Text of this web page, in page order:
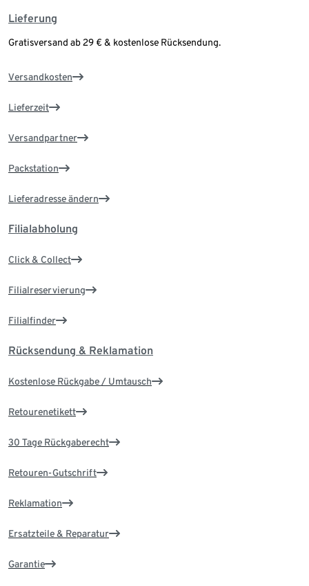
Lieferung
Gratisversand ab 29 € & kostenlose Rücksendung.
Versandkosten
Lieferzeit
Versandpartner
Packstation
Lieferadresse ändern
Filialabholung
Click & Collect
Filialreservierung
Filialfinder
Rücksendung & Reklamation
Kostenlose Rückgabe / Umtausch
Retourenetikett
30 Tage Rückgaberecht
Retouren-Gutschrift
Reklamation
Ersatzteile & Reparatur
Garantie